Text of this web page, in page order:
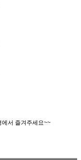
서 즐겨주세요~~